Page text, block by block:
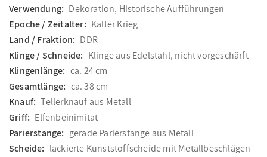
Verwendung: Dekoration, Historische Aufführungen
Epoche / Zeitalter: Kalter Krieg
Land / Fraktion: DDR
Klinge / Schneide: Klinge aus Edelstahl, nicht vorgeschärft
Klingenlänge: ca. 24 cm
Gesamtlänge: ca. 38 cm
Knauf: Tellerknauf aus Metall
Griff: Elfenbeinimitat
Parierstange: gerade Parierstange aus Metall
Scheide: lackierte Kunststoffscheide mit Metallbeschlägen